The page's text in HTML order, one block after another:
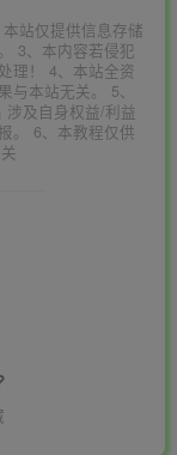
站仅提供信息存储
3、本内容若侵犯
理！ 4、本站全资
本站无关。 5、
涉及自身权益/利益
。 6、本教程仅供